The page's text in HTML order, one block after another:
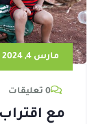
مارس 4, 2024
0 تعليقات
مع